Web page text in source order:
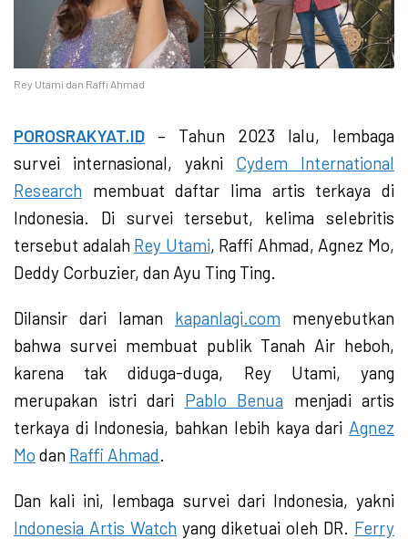
Rey Utami dan Raffi Ahmad
POROSRAKYAT.ID – Tahun 2023 lalu, lembaga
survei internasional, yakni Cydem International
Research membuat daftar lima artis terkaya di
Indonesia. Di survei tersebut, kelima selebritis
tersebut adalah Rey Utami, Raffi Ahmad, Agnez Mo,
Deddy Corbuzier, dan Ayu Ting Ting.
Dilansir dari laman kapanlagi.com menyebutkan
bahwa survei membuat publik Tanah Air heboh,
karena tak diduga-duga, Rey Utami, yang
merupakan istri dari Pablo Benua menjadi artis
terkaya di Indonesia, bahkan lebih kaya dari Agnez
Mo dan Raffi Ahmad.
Dan kali ini, lembaga survei dari Indonesia, yakni
Indonesia Artis Watch yang diketuai oleh DR. Ferry